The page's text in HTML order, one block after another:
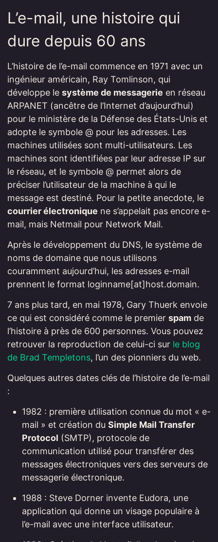
L’e-mail, une histoire qui
dure depuis 60 ans
L’histoire de l’e-mail commence en 1971 avec un
ingénieur américain, Ray Tomlinson, qui
développe le système de messagerie en réseau
ARPANET (ancêtre de l’Internet d’aujourd’hui)
pour le ministère de la Défense des États-Unis et
adopte le symbole @ pour les adresses. Les
machines utilisées sont multi-utilisateurs. Les
machines sont identifiées par leur adresse IP sur
le réseau, et le symbole @ permet alors de
préciser l’utilisateur de la machine à qui le
message est destiné. Pour la petite anecdote, le
courrier électronique ne s’appelait pas encore e-
mail, mais Netmail pour Network Mail.
Après le développement du DNS, le système de
noms de domaine que nous utilisons
couramment aujourd’hui, les adresses e-mail
prennent le format loginname[at]host.domain.
7 ans plus tard, en mai 1978, Gary Thuerk envoie
ce qui est considéré comme le premier spam de
l’histoire à près de 600 personnes. Vous pouvez
retrouver la reproduction de celui-ci sur le blog
de Brad Templetons, l’un des pionniers du web.
Quelques autres dates clés de l’histoire de l’e-mail
:
1982 : première utilisation connue du mot « e-
mail » et création du Simple Mail Transfer
Protocol (SMTP), protocole de
communication utilisé pour transférer des
messages électroniques vers des serveurs de
messagerie électronique.
1988 : Steve Dorner invente Eudora, une
application qui donne un visage populaire à
l’e-mail avec une interface utilisateur.